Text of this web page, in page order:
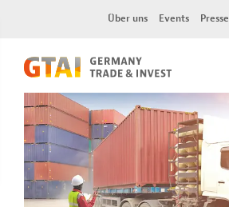
Über uns Events Presse